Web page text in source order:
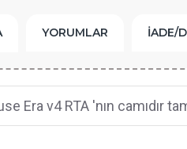
YORUMLAR İADE/
Era v4 RTA 'nın camıdır